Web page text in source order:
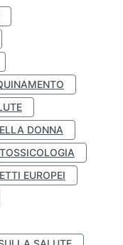
DONNA
TOSSICOLOGIA
EUROPEI